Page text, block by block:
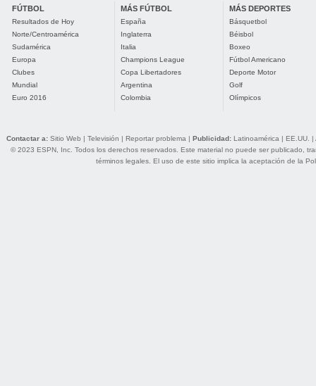
FÚTBOL
Resultados de Hoy
Norte/Centroamérica
Sudamérica
Europa
Clubes
Mundial
Euro 2016
MÁS FÚTBOL
España
Inglaterra
Italia
Champions League
Copa Libertadores
Argentina
Colombia
MÁS DEPORTES
Básquetbol
Béisbol
Boxeo
Fútbol Americano
Deporte Motor
Golf
Olímpicos
Contactar a: Sitio Web | Televisión | Reportar problema | Publicidad: Latinoamérica | EE.UU. |
© 2023 ESPN, Inc. Todos los derechos reservados. Este material no puede ser publicado,
términos legales. El uso de este sitio implica la aceptación de la